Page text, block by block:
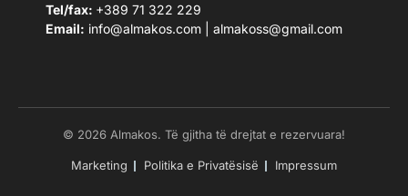
Tel/fax: +389 71 322 229
Email: info@almakos.com almakoss@gmail.com
© 2026 Almakos. Të gjitha të drejtat e rezervuara!
Marketing Politika e Privatësisë Impressum